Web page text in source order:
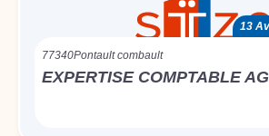
13
77340Pontault combault
EXPERTISE COMPTABLE